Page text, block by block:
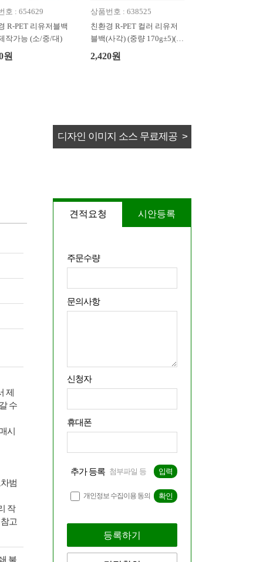
호 : 654629
R-PET 리유저블백
작가능 (소/중/대)
원
상품번호 : 638525
친환경 R-PET 컬러 리유저
블백(사각) (중량 170g±5)(38
0x220x350mm)
2,420원
디자인 이미지 소스 무료제공 >
견적요청 시안등록
주문수량
문의사항
신청자
휴대폰
추가 등록 첨부파일 등 입력
개인정보 수집이용 동의 확인
등록하기
제
수
시
범
작
고
불